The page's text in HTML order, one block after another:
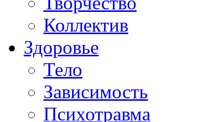
Коллектив
Здоровье
Тело
Зависимость
Психотравма